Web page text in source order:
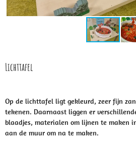
Lichttafel
Op de lichttafel ligt gekleurd, zeer fijn
tekenen. Daarnaast liggen er
blaadjes, materialen om lijnen te maken
aan de muur om na te maken.